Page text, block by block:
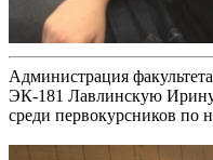
Администрация
ЭК-181 Лавлинскую
среди первокурсников по